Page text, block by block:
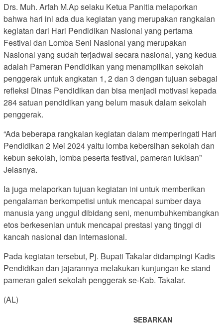
Drs. Muh. Arfah M.Ap selaku Ketua Panitia melaporkan
bahwa hari ini ada dua kegiatan yang merupakan rangkaian
kegiatan dari Hari Pendidikan Nasional yang pertama
Festival dan Lomba Seni Nasional yang merupakan
Nasional yang sudah terjadwal secara nasional, yang kedua
adalah Pameran Pendidikan yang menampilkan sekolah
penggerak untuk angkatan 1, 2 dan 3 dengan tujuan sebagai
refleksi Dinas Pendidikan dan bisa menjadi motivasi kepada
284 satuan pendidikan yang belum masuk dalam sekolah
penggerak.
“Ada beberapa rangkaian kegiatan dalam memperingati Hari
Pendidikan 2 Mei 2024 yaitu lomba kebersihan sekolah dan
kebun sekolah, lomba peserta festival, pameran lukisan”
Jelasnya.
Ia juga melaporkan tujuan kegiatan ini untuk memberikan
pengalaman berkompetisi untuk mencapai sumber daya
manusia yang unggul dibidang seni, menumbuhkembangkan
etos berkesenian untuk mencapai prestasi yang tinggi di
kancah nasional dan internasional.
Pada kegiatan tersebut, Pj. Bupati Takalar didampingi Kadis
Pendidikan dan jajarannya melakukan kunjungan ke stand
pameran galeri sekolah penggerak se-Kab. Takalar.
(AL)
SEBARKAN